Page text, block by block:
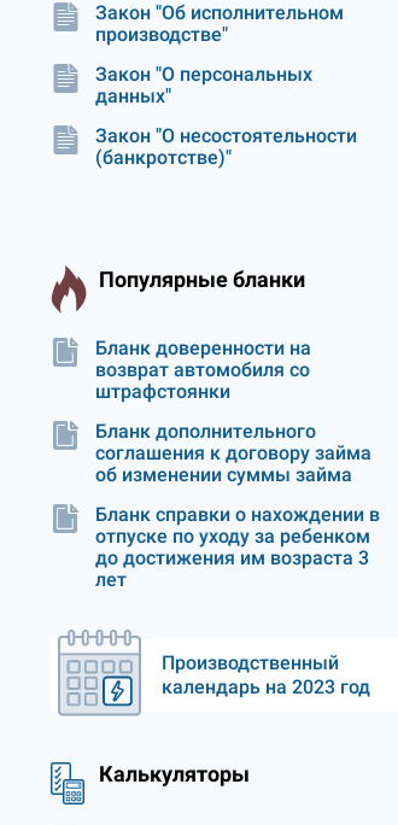
Закон "Об исполнительном
производстве"
Закон "О персональных
данных"
Закон "О несостоятельности
(банкротстве)"
Популярные бланки
Бланк доверенности на
возврат автомобиля со
штрафстоянки
Бланк дополнительного
соглашения к договору займа
об изменении суммы займа
Бланк справки о нахождении в
отпуске по уходу за ребенком
до достижения им возраста 3
лет
Производственный
календарь на 2023 год
Калькуляторы